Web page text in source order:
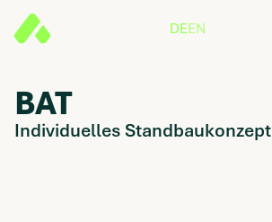
DEEN
BAT
Individuelles Standbaukonzept